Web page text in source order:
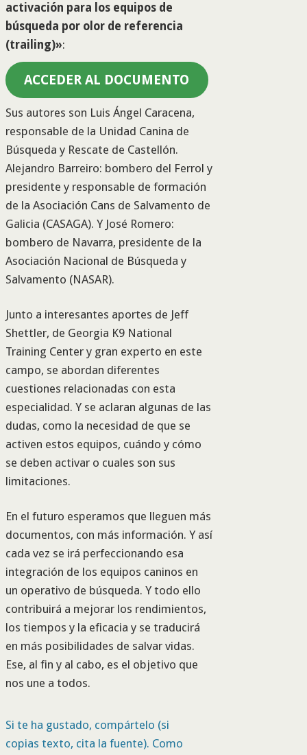
activación para los equipos de
búsqueda por olor de referencia
(trailing)»:
ACCEDER AL DOCUMENTO
Sus autores son Luis Ángel Caracena,
responsable de la Unidad Canina de
Búsqueda y Rescate de Castellón.
Alejandro Barreiro: bombero del Ferrol y
presidente y responsable de formación
de la Asociación Cans de Salvamento de
Galicia (CASAGA). Y José Romero:
bombero de Navarra, presidente de la
Asociación Nacional de Búsqueda y
Salvamento (NASAR).
Junto a interesantes aportes de Jeff
Shettler, de Georgia K9 National
Training Center y gran experto en este
campo, se abordan diferentes
cuestiones relacionadas con esta
especialidad. Y se aclaran algunas de las
dudas, como la necesidad de que se
activen estos equipos, cuándo y cómo
se deben activar o cuales son sus
limitaciones.
En el futuro esperamos que lleguen más
documentos, con más información. Y así
cada vez se irá perfeccionando esa
integración de los equipos caninos en
un operativo de búsqueda. Y todo ello
contribuirá a mejorar los rendimientos,
los tiempos y la eficacia y se traducirá
en más posibilidades de salvar vidas.
Ese, al fin y al cabo, es el objetivo que
nos une a todos.
Si te ha gustado, compártelo (si
copias texto, cita la fuente). Como